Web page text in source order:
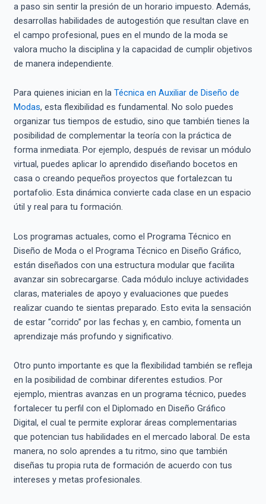
a paso sin sentir la presión de un horario impuesto. Además,
desarrollas habilidades de autogestión que resultan clave en
el campo profesional, pues en el mundo de la moda se
valora mucho la disciplina y la capacidad de cumplir objetivos
de manera independiente.
Para quienes inician en la Técnica en Auxiliar de Diseño de
Modas, esta flexibilidad es fundamental. No solo puedes
organizar tus tiempos de estudio, sino que también tienes la
posibilidad de complementar la teoría con la práctica de
forma inmediata. Por ejemplo, después de revisar un módulo
virtual, puedes aplicar lo aprendido diseñando bocetos en
casa o creando pequeños proyectos que fortalezcan tu
portafolio. Esta dinámica convierte cada clase en un espacio
útil y real para tu formación.
Los programas actuales, como el Programa Técnico en
Diseño de Moda o el Programa Técnico en Diseño Gráfico,
están diseñados con una estructura modular que facilita
avanzar sin sobrecargarse. Cada módulo incluye actividades
claras, materiales de apoyo y evaluaciones que puedes
realizar cuando te sientas preparado. Esto evita la sensación
de estar “corrido” por las fechas y, en cambio, fomenta un
aprendizaje más profundo y significativo.
Otro punto importante es que la flexibilidad también se refleja
en la posibilidad de combinar diferentes estudios. Por
ejemplo, mientras avanzas en un programa técnico, puedes
fortalecer tu perfil con el Diplomado en Diseño Gráfico
Digital, el cual te permite explorar áreas complementarias
que potencian tus habilidades en el mercado laboral. De esta
manera, no solo aprendes a tu ritmo, sino que también
diseñas tu propia ruta de formación de acuerdo con tus
intereses y metas profesionales.